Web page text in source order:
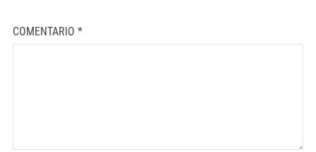
COMENTARIO *